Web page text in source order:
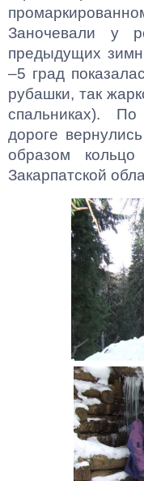
Заночевали у
предыдущих
–5 град
рубашки, так
спальниках).
дороге
образом
Закарпатской